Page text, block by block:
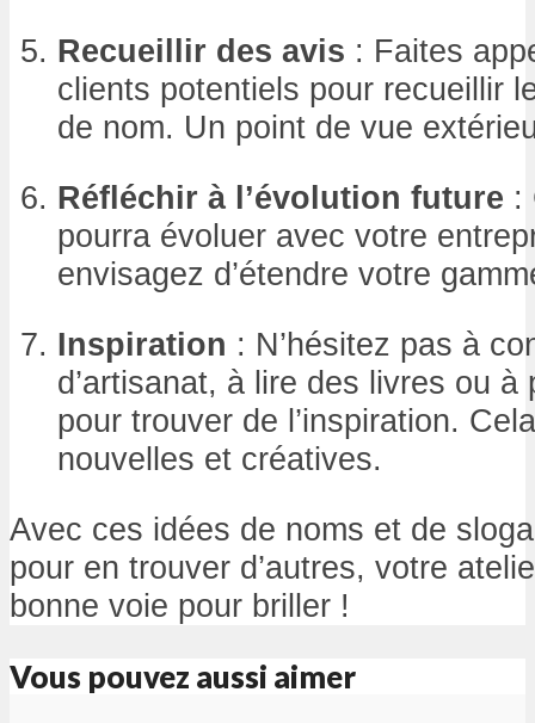
Recueillir des avis : Faites
clients potentiels pour recueillir
de nom. Un point de vue
Réfléchir à l’évolution future :
pourra évoluer avec votre
envisagez d’étendre votre
Inspiration : N’hésitez pas à
d’artisanat, à lire des livres ou
pour trouver de l’inspiration.
nouvelles et créatives.
Avec ces idées de noms et de
pour en trouver d’autres, votre
bonne voie pour briller !
Vous pouvez aussi aimer